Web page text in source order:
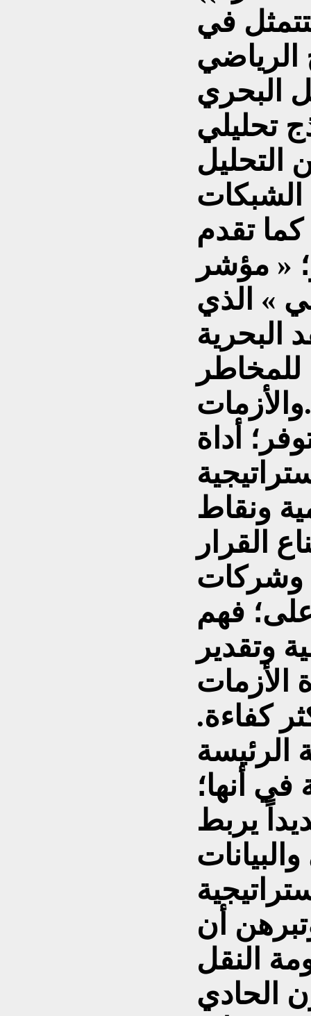
في
الرياضي
البحري
تحليلي
التحليل
الشبكات
كما تقدم
« مؤشر
» الذي
البحرية
للمخاطر
والأزمات.
أداة
ونقاط
القرار
وشركات
فهم
وتقدير
الأزمات
كفاءة.
الرئيسة
في أنها؛
يربط
أن
النقل
الحادي